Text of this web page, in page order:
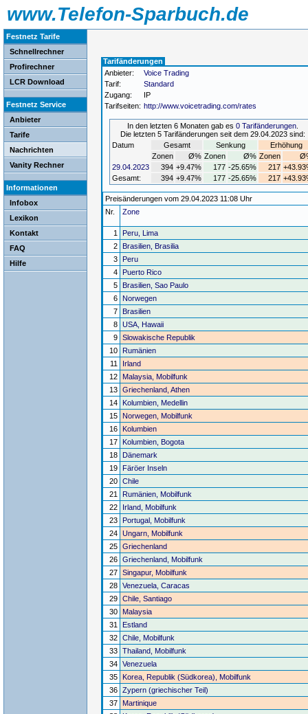
www.Telefon-Sparbuch.de
Festnetz Tarife
Schnellrechner
Profirechner
LCR Download
Festnetz Service
Anbieter
Tarife
Nachrichten
Vanity Rechner
Informationen
Infobox
Lexikon
Kontakt
FAQ
Hilfe
Tarifänderungen
Anbieter:
Voice Trading
Tarif:
Standard
Zugang:
IP
Tarifseiten: http://www.voicetrading.com/rates
In den letzten 6 Monaten gab es 0 Tarifänderungen.
Die letzten 5 Tarifänderungen seit dem 29.04.2023 sind:
Datum
Gesamt Senkung
Erhöhung
Zonen
Ø% Zonen Ø% Zonen
29.04.2023
394 +9.47% 177 -25.65% 217
Gesamt:
394 +9.47% 177 -25.65% 217
Preisänderungen vom 29.04.2023 11:08 Uhr
Nr.
Zone
1
Peru, Lima
2
Brasilien, Brasilia
3
Peru
4
Puerto Rico
5
Brasilien, Sao Paulo
6
Norwegen
7
Brasilien
8 USA, Hawaii
9 Slowakische Republik
10
Rumänien
11
Irland
12 Malaysia, Mobilfunk
13 Griechenland, Athen
14
Kolumbien, Medellin
15 Norwegen, Mobilfunk
16 Kolumbien
17
Kolumbien, Bogota
18
Dänemark
19
Färöer Inseln
20 Chile
21
Rumänien, Mobilfunk
22
Irland, Mobilfunk
23
Portugal, Mobilfunk
24 Ungarn, Mobilfunk
25 Griechenland
26 Griechenland, Mobilfunk
27 Singapur, Mobilfunk
28 Venezuela, Caracas
29 Chile, Santiago
30 Malaysia
31
Estland
32 Chile, Mobilfunk
33 Thailand, Mobilfunk
34 Venezuela
35 Korea, Republik (Südkorea), Mobilfunk
36 Zypern (griechischer Teil)
37 Martinique